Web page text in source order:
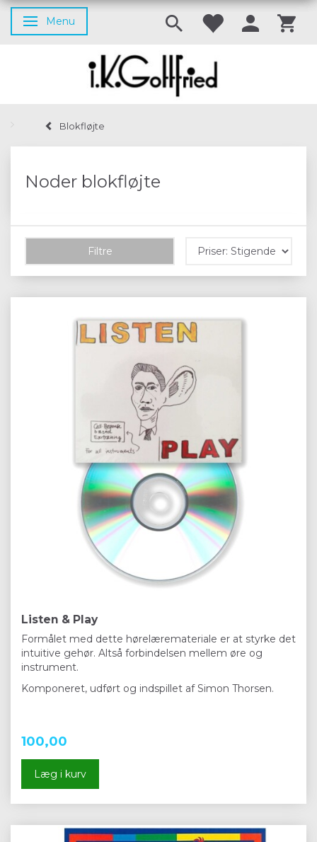
Skifte navigation
Menu
Blokfløjte
Noder blokfløjte
Filtre
Listen & Play
Formålet med dette hørelæremateriale er at styrke det
intuitive gehør. Altså forbindelsen mellem øre og
instrument.
Komponeret, udført og indspillet af Simon Thorsen.
100,00
Læg i kurv